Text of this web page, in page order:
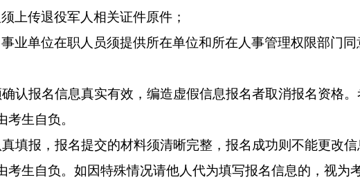
上传退役军人相关证件原件 ；
业单位在职人员须提供所在单位和所在人事管理权限部门
认报名信息真实有效，编造虚假信息报名者取消报名资格
生自负。
填报，报名提交的材料须清晰完整，报名成功则不能更改
考生自负。如因特殊情况请他人代为填写报名信息的，视为